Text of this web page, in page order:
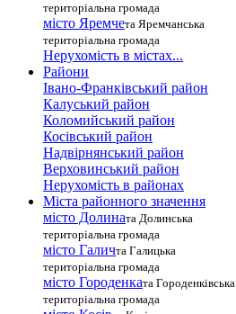
територіальна громада
місто Яремчета Яремчанська
територіальна громада
Нерухомість в містах...
Райони
Івано-Франківський район
Калуський район
Коломийський район
Косівський район
Надвірнянський район
Верховинський район
Нерухомість в районах
Міста районного значення
місто Долината Долинська
територіальна громада
місто Галичта Галицька
територіальна громада
місто Городенката Городенківська
територіальна громада